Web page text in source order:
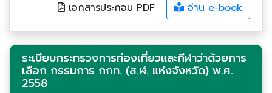
เอกสารประกอบ PDF
อ่าน e-book
ระเบียบกระทรวงการท่องเที่ยวและกีฬาว่าด้วยการ
เลือก กรรมการ กกท. (ส.ฬ. แห่งจังหวัด) พ.ศ.
2558